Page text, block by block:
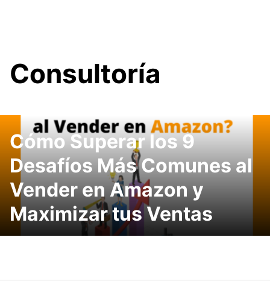
Consultoría
Cómo Superar los 9
Desafíos Más Comunes al
Vender en Amazon y
Maximizar tus Ventas